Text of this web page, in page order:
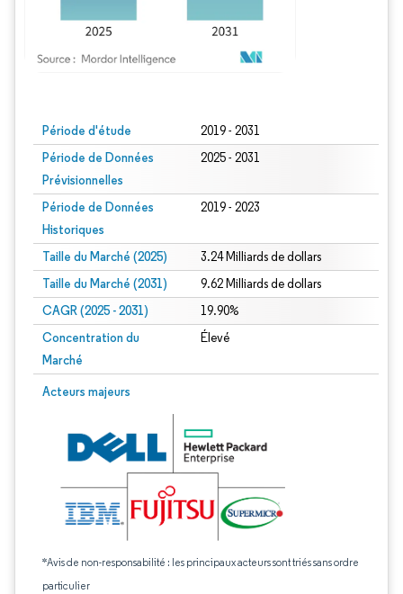
Période d'étude 2019 - 2031
Période de Données
Prévisionnelles
2025 - 2031
Période de Données
Historiques
2019 - 2023
Taille du Marché (2025) 3.24 Milliards de dollars
Taille du Marché (2031) 9.62 Milliards de dollars
CAGR (2025 - 2031) 19.90%
Concentration du
Marché
Élevé
Acteurs majeurs
*Avis de non-responsabilité : les principaux acteurs sont triés sans ordre
particulier